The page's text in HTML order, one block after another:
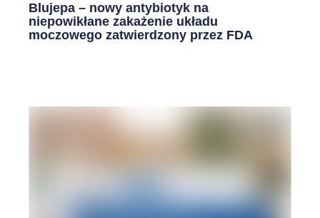
Blujepa – nowy antybiotyk na
niepowikłane zakażenie układu
moczowego zatwierdzony przez FDA